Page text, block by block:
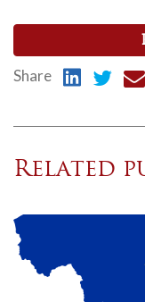
Share
Related